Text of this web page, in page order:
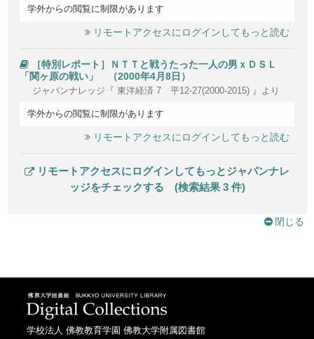
学外からの閲覧に制限があります
リモートアクセスにログインしてもっと読む
［特別レポート］ＮＴＴと戦うたった一人の男ｘＤＳＬ
「関ヶ原の戦い」 （2000年4月8日）
ジャパンナレッジ『 東洋経済 7 平12-27(2000-2015) 』より
学外からの閲覧に制限があります
リモートアクセスにログインしてもっと読む
リモートアクセスにログインしてもっとジャパンナレ
ッジをチェックする (検索結果 3 件)
閉じる
学校法人 佛教教育学園 佛教大学附属図書館